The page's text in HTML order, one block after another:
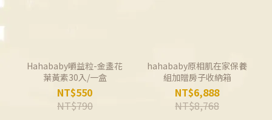
Hahababy嚼益粒-金盞花
葉黃素30入/一盒
NT$550
NT$790
hahababy原相肌在家保養
組加贈房子收納箱
NT$6,888
NT$8,768